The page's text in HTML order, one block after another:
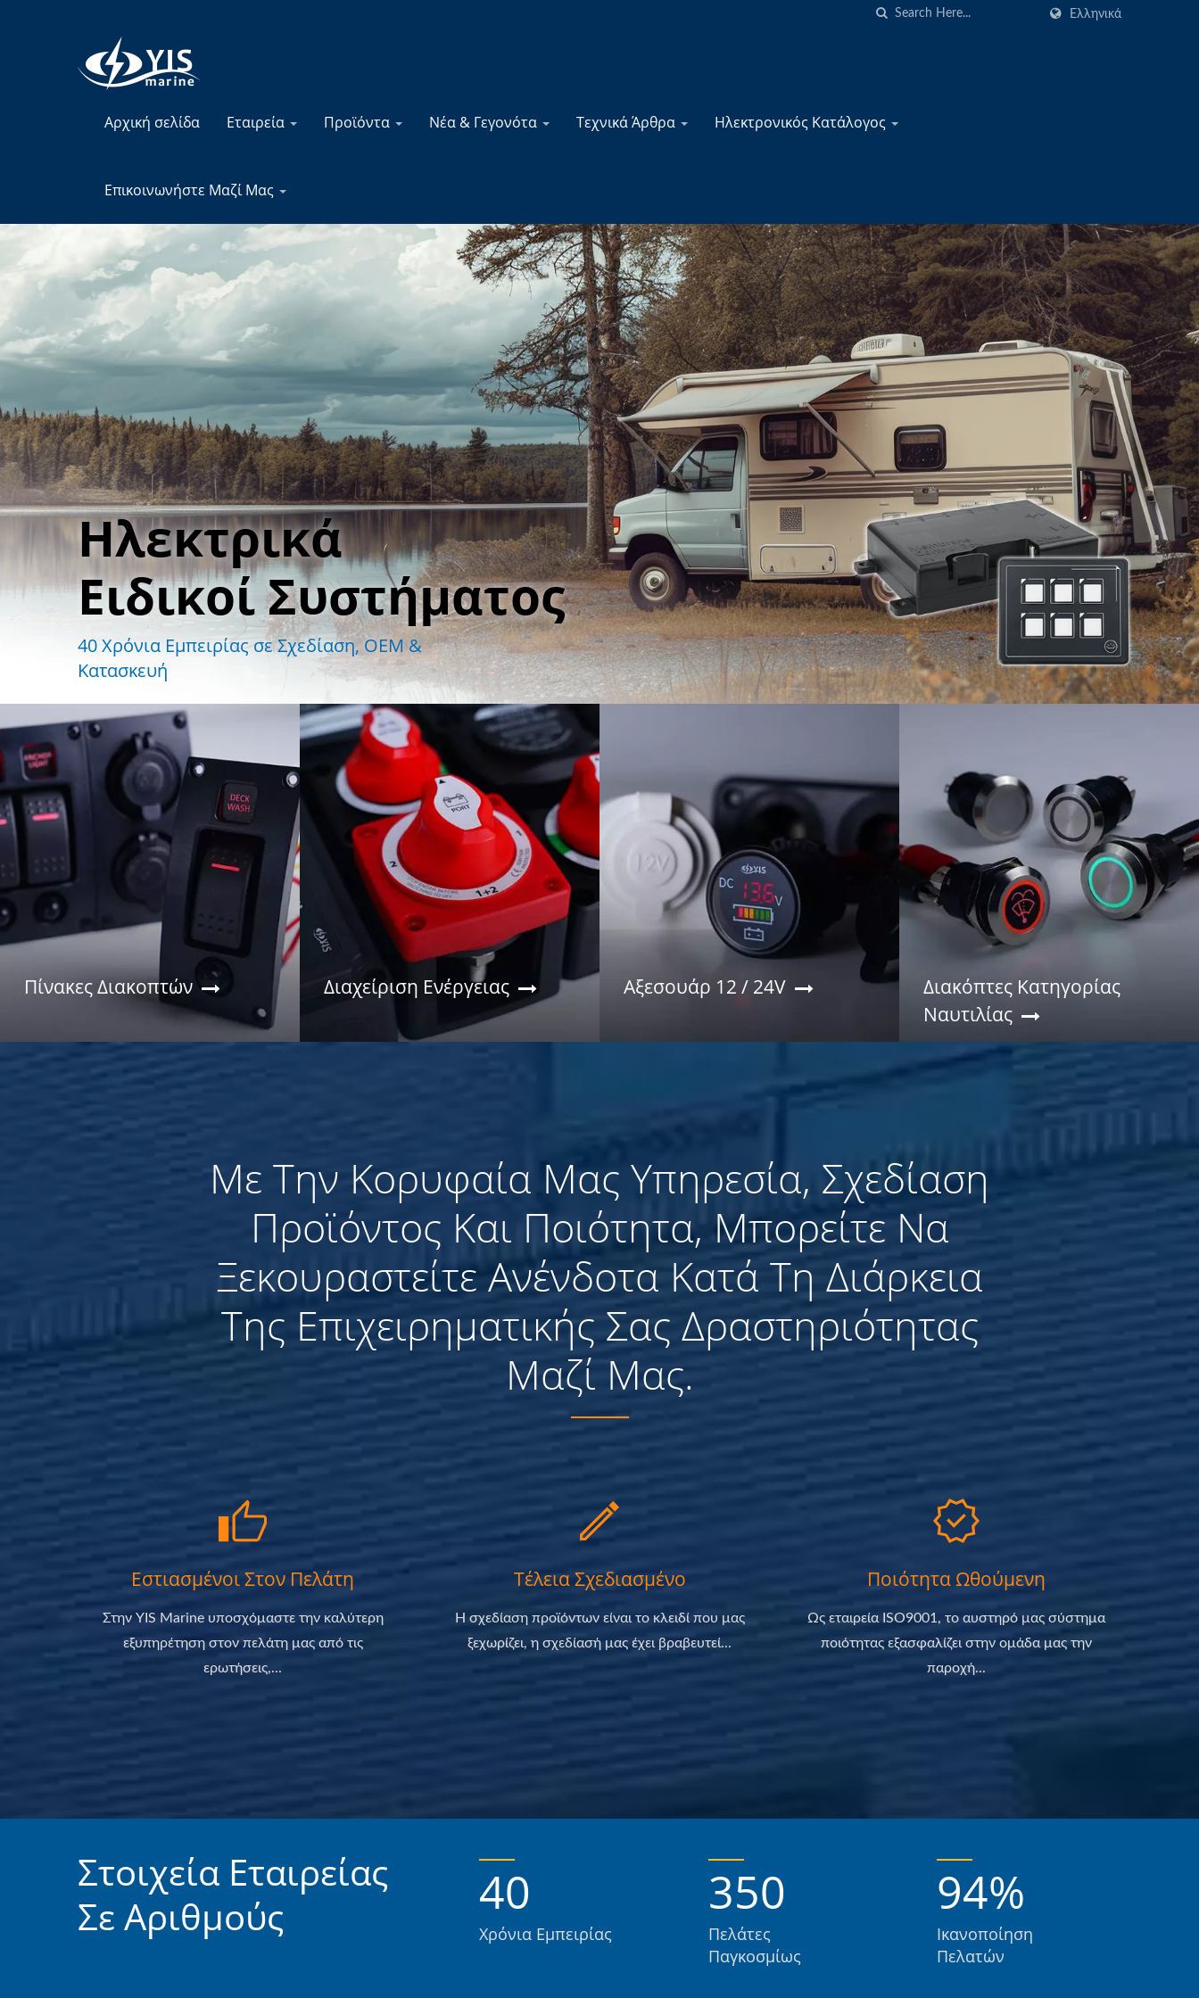
Ελληνικά
Αρχική σελίδα Εταιρεία Προϊόντα Νέα & Γεγονότα Τεχνικά Άρθρα Ηλεκτρονικός Κατάλογος
Επικοινωνήστε Μαζί Μας
Ηλεκτρικά
Ειδικοί Συστήματος
​40 Χρόνια Εμπειρίας σε Σχεδίαση, OEM &
Κατασκευή
Πίνακες Διακοπτών Διαχείριση Ενέργειας Αξεσουάρ 12 / 24V
Διακόπτες Κατηγορίας
Ναυτιλίας
Με Την Κορυφαία Μας Υπηρεσία, Σχεδίαση
Προϊόντος Και Ποιότητα, Μπορείτε Να
Ξεκουραστείτε Ανένδοτα Κατά Τη Διάρκεια
Της Επιχειρηματικής Σας Δραστηριότητας
Μαζί Μας.
Εστιασμένοι Στον Πελάτη
Στην YIS Marine υποσχόμαστε την καλύτερη
εξυπηρέτηση στον πελάτη μας από τις
ερωτήσεις,...
Τέλεια Σχεδιασμένο
Η σχεδίαση προϊόντων είναι το κλειδί που μας
ξεχωρίζει, η σχεδίασή μας έχει βραβευτεί...
Ποιότητα Ωθούμενη
Ως εταιρεία ISO9001, το αυστηρό μας σύστημα
ποιότητας εξασφαλίζει στην ομάδα μας την
παροχή...
Στοιχεία Εταιρείας
Σε Αριθμούς
40
Χρόνια Εμπειρίας
350
Πελάτες
Παγκοσμίως
94%
Ικανοποίηση
Πελατών